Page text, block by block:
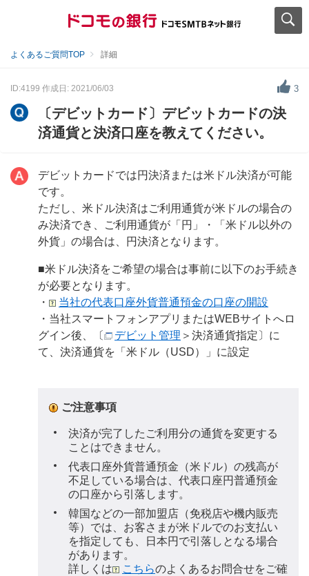
よくあるご質問TOP 詳細
ID:4199 作成日: 2021/06/03 3
〔デビットカード〕デビットカードの決
済通貨と決済口座を教えてください。
デビットカードでは円決済または米ドル決済が可能
です。
ただし、米ドル決済はご利用通貨が米ドルの場合の
み決済でき、ご利用通貨が「円」・「米ドル以外の
外貨」の場合は、円決済となります。
■米ドル決済をご希望の場合は事前に以下のお手続き
が必要となります。
・
当社の代表口座外貨普通預金の口座の開設
・当社スマートフォンアプリまたはWEBサイトへロ
グイン後、〔
デビット管理 ＞決済通貨指定〕に
て、決済通貨を「米ドル（USD）」に設定
ご注意事項
決済が完了したご利用分の通貨を変更する
ことはできません。
代表口座外貨普通預金（米ドル）の残高が
不足している場合は、代表口座円普通預金
の口座から引落します。
韓国などの一部加盟店（免税店や機内販売
等）では、お客さまが米ドルでのお支払い
を指定しても、日本円で引落しとなる場合
があります。
詳しくは
こちらのよくあるお問合せをご確